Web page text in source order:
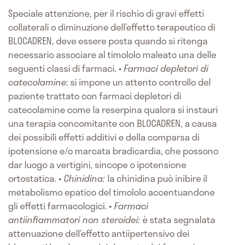
Speciale attenzione, per il rischio di gravi effetti
collaterali o diminuzione dell’effetto terapeutico di
BLOCADREN, deve essere posta quando si ritenga
necessario associare al timololo maleato una delle
seguenti classi di farmaci. •Farmaci depletori di
catecolamine: si impone un attento controllo del
paziente trattato con farmaci depletori di
catecolamine come la reserpina qualora si instauri
una terapia concomitante con BLOCADREN, a causa
dei possibili effetti additivi e della comparsa di
ipotensione e/o marcata bradicardia, che possono
dar luogo a vertigini, sincope o ipotensione
ortostatica. • Chinidina: la chinidina può inibire il
metabolismo epatico del timololo accentuandone
gli effetti farmacologici. •Farmaci
antiinfiammatori non steroidei:è stata segnalata
attenuazione dell’effetto antiipertensivo dei